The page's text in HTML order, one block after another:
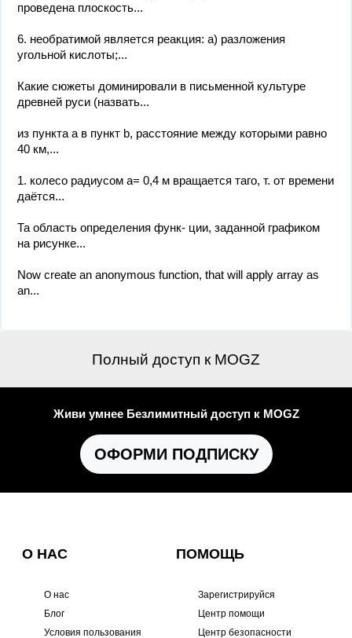
проведена плоскость...
6. необратимой является реакция: а) разложения
угольной кислоты;...
Какие сюжеты доминировали в письменной культуре
древней руси (назвать...
из пункта а в пункт b, расстояние между которыми равно
40 км,...
1. колесо радиусом а= 0,4 м вращается таго, т. от времени
даётся...
Та область определения функ- ции, заданной графиком
на рисунке...
Now create an anonymous function, that will apply array as
an...
Полный доступ к MOGZ
Живи умнее Безлимитный доступ к MOGZ
ОФОРМИ ПОДПИСКУ
О НАС
О нас
Блог
Условия пользования
ПОМОЩЬ
Зарегистрируйся
Центр помощи
Центр безопасности